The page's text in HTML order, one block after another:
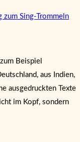
Beispiel
aus Indien,
ausgedruckten Texte
im Kopf, sondern